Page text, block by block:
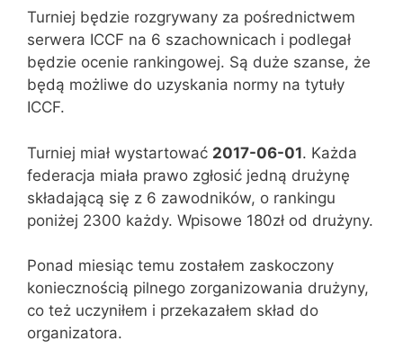
Turniej będzie rozgrywany za pośrednictwem
serwera ICCF na 6 szachownicach i podlegał
będzie ocenie rankingowej. Są duże szanse, że
będą możliwe do uzyskania normy na tytuły
ICCF.
Turniej miał wystartować 2017-06-01. Każda
federacja miała prawo zgłosić jedną drużynę
składającą się z 6 zawodników, o rankingu
poniżej 2300 każdy. Wpisowe 180zł od drużyny.
Ponad miesiąc temu zostałem zaskoczony
koniecznością pilnego zorganizowania drużyny,
co też uczyniłem i przekazałem skład do
organizatora.